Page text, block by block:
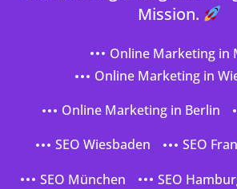
Mission.
Online Marketing in
Online Marketing in
Online Marketing in Berlin
SEO Wiesbaden
SEO
SEO München
SEO